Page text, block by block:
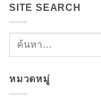
SITE SEARCH
หมวดหมู่